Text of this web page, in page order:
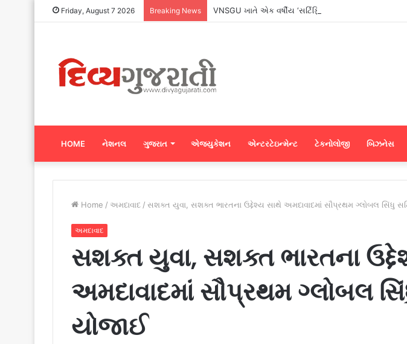
Friday, August 7 2026 Breaking News VNSGU ખાતે એક વર્ષીય ‘સર્ટિફિકેટ પ્રોગ્રામ ઇન
HOME નેશનલ ગુજરાત એજ્યુકેશન એન્ટરટેઇન્મેન્ટ ટેકનોલોજી બિઝનેસ
Home / અમદાવાદ / સશક્ત યુવા, સશક્ત ભારતના ઉદ્દેશ્ય સાથે અમદાવાદમાં સૌપ્રથમ ગ્લોબલ સિંધુ
અમદાવાદ
સશક્ત યુવા, સશક્ત ભારતના
અમદાવાદમાં સૌપ્રથમ ગ્લોબલ
યોજાઈ